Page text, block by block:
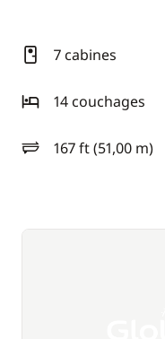
7 cabines
14 couchages
167 ft (51,00 m)
longueur